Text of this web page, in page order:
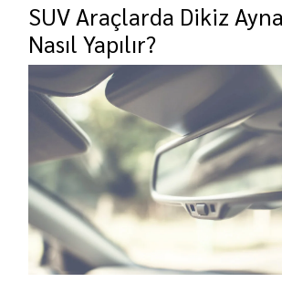
SUV Araçlarda Dikiz
Nasıl Yapılır?